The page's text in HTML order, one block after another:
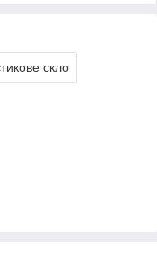
скло